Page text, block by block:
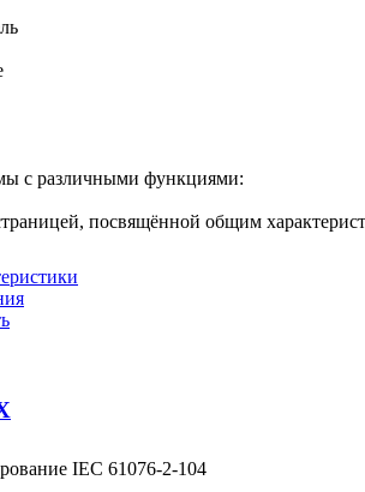
с различными функциями:
посвящённой общим
IEC 61076-2-104